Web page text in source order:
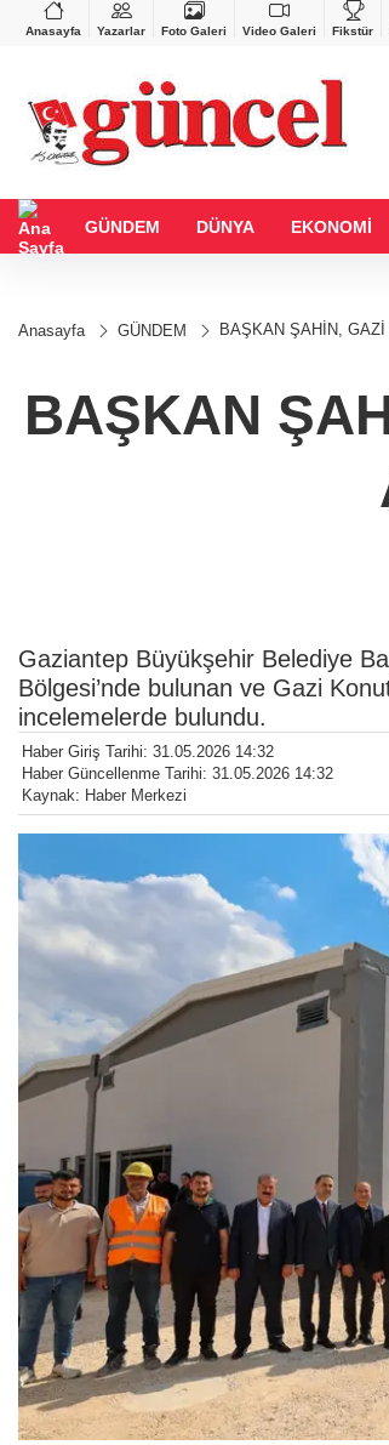
Anasayfa Yazarlar Foto Galeri Video Galeri Fikstür
%-0,22
VND
0,0018
%0,19
GÜNDEM DÜNYA EKONOMİ
Anasayfa GÜNDEM BAŞKAN ŞAHİN,
BAŞKAN
Gaziantep Büyükşehir Belediye
Bölgesi’nde bulunan ve Gazi
incelemelerde bulundu.
Haber Giriş Tarihi: 31.05.2026 14:32
Haber Güncellenme Tarihi: 31.05.2026 14:32
Kaynak: Haber Merkezi